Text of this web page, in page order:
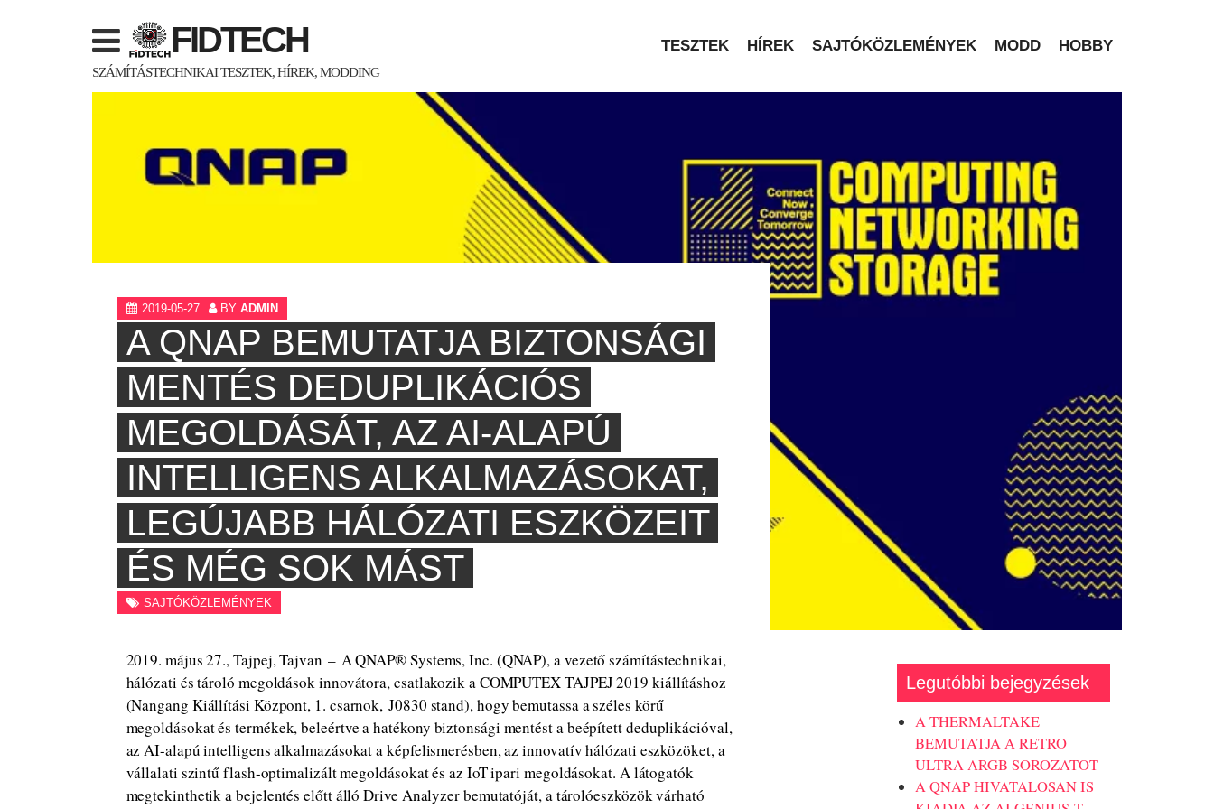
FIDTECH
SZÁMÍTÁSTECHNIKAI TESZTEK, HÍREK, MODDING
TESZTEK HÍREK SAJTÓKÖZLEMÉNYEK MODD HOBBY
2019-05-27 BY ADMIN
A QNAP BEMUTATJA BIZTONSÁGI
MENTÉS DEDUPLIKÁCIÓS
MEGOLDÁSÁT, AZ AI-ALAPÚ
INTELLIGENS ALKALMAZÁSOKAT,
LEGÚJABB HÁLÓZATI ESZKÖZEIT
ÉS MÉG SOK MÁST
SAJTÓKÖZLEMÉNYEK
2019. május 27., Tajpej, Tajvan – A QNAP® Systems, Inc. (QNAP), a vezető számítástechnikai,
hálózati és tároló megoldások innovátora, csatlakozik a COMPUTEX TAJPEJ 2019 kiállításhoz
(Nangang Kiállítási Központ, 1. csarnok, J0830 stand), hogy bemutassa a széles körű
megoldásokat és termékek, beleértve a hatékony biztonsági mentést a beépített deduplikációval,
az AI-alapú intelligens alkalmazásokat a képfelismerésben, az innovatív hálózati eszközöket, a
vállalati szintű flash-optimalizált megoldásokat és az IoT ipari megoldásokat. A látogatók
megtekinthetik a bejelentés előtt álló Drive Analyzer bemutatóját, a tárolóeszközök várható
Legutóbbi bejegyzések
A THERMALTAKE
BEMUTATJA A RETRO
ULTRA ARGB SOROZATOT
A QNAP HIVATALOSAN IS